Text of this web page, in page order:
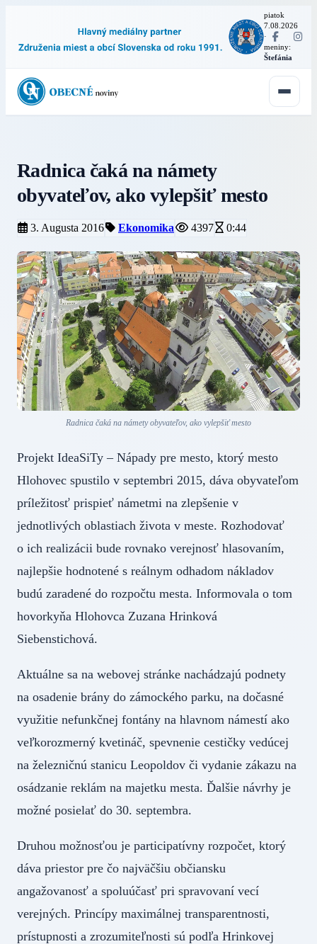
piatok
7.08.2026
·
meniny:
Štefánia
Radnica čaká na námety
obyvateľov, ako vylepšiť mesto
3. Augusta 2016 Ekonomika 4397 0:44
Radnica čaká na námety obyvateľov, ako vylepšiť mesto
Projekt IdeaSiTy – Nápady pre mesto, ktorý mesto
Hlohovec spustilo v septembri 2015, dáva obyvateľom
príležitosť prispieť námetmi na zlepšenie v
jednotlivých oblastiach života v meste. Rozhodovať
o ich realizácii bude rovnako verejnosť hlasovaním,
najlepšie hodnotené s reálnym odhadom nákladov
budú zaradené do rozpočtu mesta. Informovala o tom
hovorkyňa Hlohovca Zuzana Hrinková
Siebenstichová.
Aktuálne sa na webovej stránke nachádzajú podnety
na osadenie brány do zámockého parku, na dočasné
využitie nefunkčnej fontány na hlavnom námestí ako
veľkorozmerný kvetináč, spevnenie cestičky vedúcej
na železničnú stanicu Leopoldov či vydanie zákazu na
osádzanie reklám na majetku mesta. Ďalšie návrhy je
možné posielať do 30. septembra.
Druhou možnosťou je participatívny rozpočet, ktorý
dáva priestor pre čo najväčšiu občiansku
angažovanosť a spoluúčasť pri spravovaní vecí
verejných. Princípy maximálnej transparentnosti,
prístupnosti a zrozumiteľnosti sú podľa Hrinkovej